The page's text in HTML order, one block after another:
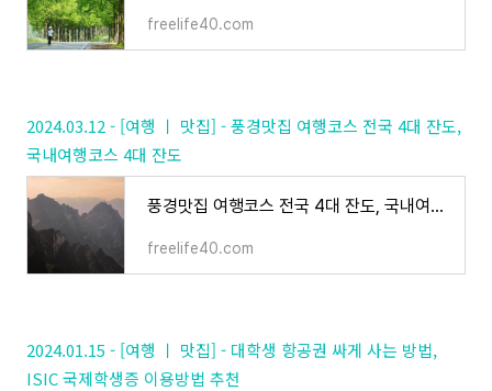
freelife40.com
2024.03.12 - [여행 ㅣ 맛집] - 풍경맛집 여행코스 전국 4대 잔도,
국내여행코스 4대 잔도
풍경맛집 여행코스 전국 4대 잔도, 국내여행코스 4대 잔도
freelife40.com
2024.01.15 - [여행 ㅣ 맛집] - 대학생 항공권 싸게 사는 방법,
ISIC 국제학생증 이용방법 추천